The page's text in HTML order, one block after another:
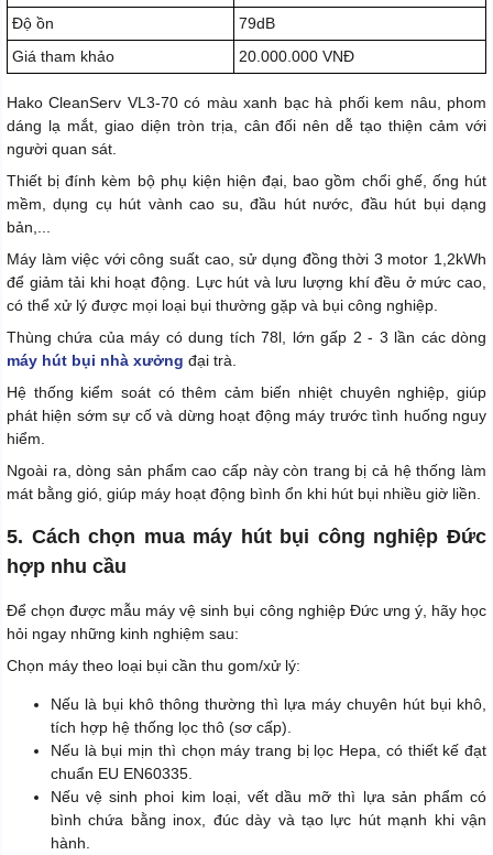
Độ ồn
79dB
Giá tham khảo
20.000.000 VNĐ
Hako CleanServ VL3-70 có màu xanh bạc hà phối kem nâu, phom
dáng lạ mắt, giao diện tròn trịa, cân đối nên dễ tạo thiện cảm với
người quan sát.
Thiết bị đính kèm bộ phụ kiện hiện đại, bao gồm chổi ghế, ống hút
mềm, dụng cụ hút vành cao su, đầu hút nước, đầu hút bụi dạng
bản,...
Máy làm việc với công suất cao, sử dụng đồng thời 3 motor 1,2kWh
để giảm tải khi hoạt động. Lực hút và lưu lượng khí đều ở mức cao,
có thể xử lý được mọi loại bụi thường gặp và bụi công nghiệp.
Thùng chứa của máy có dung tích 78l, lớn gấp 2 - 3 lần các dòng
máy hút bụi nhà xưởng đại trà.
Hệ thống kiểm soát có thêm cảm biến nhiệt chuyên nghiệp, giúp
phát hiện sớm sự cố và dừng hoạt động máy trước tình huống nguy
hiểm.
Ngoài ra, dòng sản phẩm cao cấp này còn trang bị cả hệ thống làm
mát bằng gió, giúp máy hoạt động bình ổn khi hút bụi nhiều giờ liền.
5. Cách chọn mua máy hút bụi công nghiệp Đức
hợp nhu cầu
Để chọn được mẫu máy vệ sinh bụi công nghiệp Đức ưng ý, hãy học
hỏi ngay những kinh nghiệm sau:
Chọn máy theo loại bụi cần thu gom/xử lý:
Nếu là bụi khô thông thường thì lựa máy chuyên hút bụi khô,
tích hợp hệ thống lọc thô (sơ cấp).
Nếu là bụi mịn thì chọn máy trang bị lọc Hepa, có thiết kế đạt
chuẩn EU EN60335.
Nếu vệ sinh phoi kim loại, vết dầu mỡ thì lựa sản phẩm có
bình chứa bằng inox, đúc dày và tạo lực hút mạnh khi vận
hành.